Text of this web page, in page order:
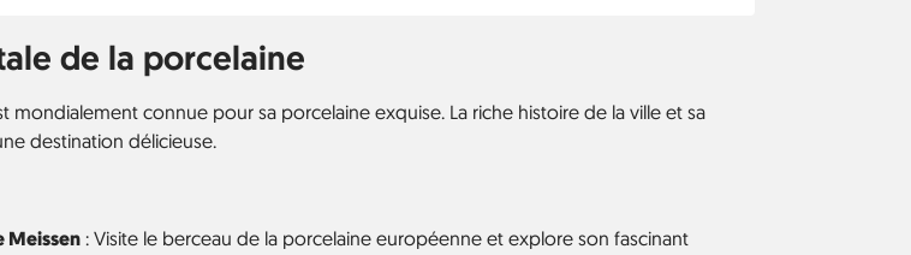
de la porcelaine
mondialement connue pour sa porcelaine exquise. La riche histoire de la ville et sa
destination délicieuse.
Meissen: Visite le berceau de la porcelaine européenne et explore son fascinant